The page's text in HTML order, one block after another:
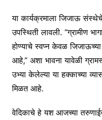
या कार्यक्रमाला जिजाऊ
उपस्थिती लावली. “ग्रामीण
होण्याचे स्वप्न केवळ
आहे,” अशा भावना यावेळी
उभ्या केलेल्या या हक्काच्या
मिळत आहे.
वेदिकाचे हे यश आजच्या